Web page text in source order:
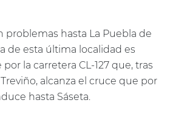
problemas hasta La Puebla de
de esta última localidad es
la carretera CL-127 que, tras
alcanza el cruce que por
hasta Sáseta.